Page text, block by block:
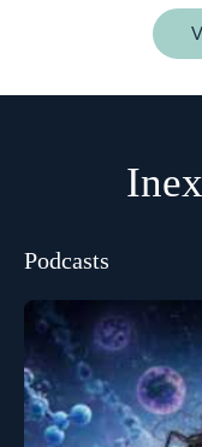
Podcasts